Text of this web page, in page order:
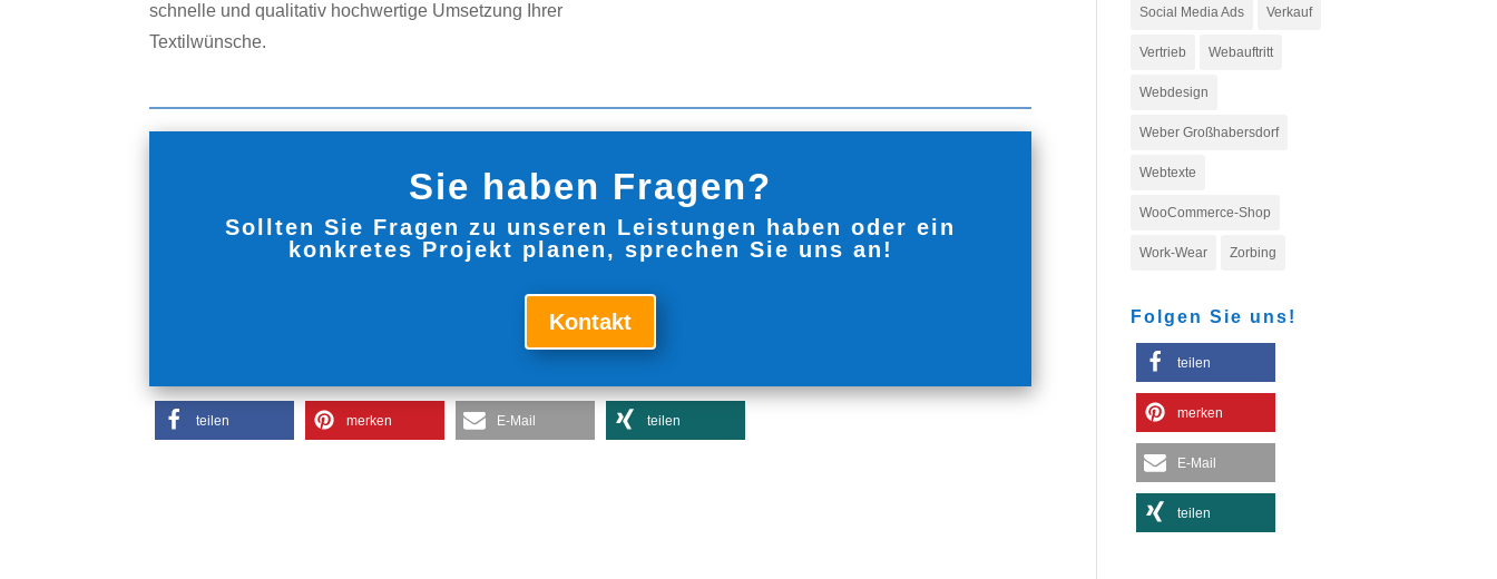
schnelle und qualitativ hochwertige Umsetzung Ihrer
Textilwünsche.
Sie haben Fragen?
Sollten Sie Fragen zu unseren Leistungen haben oder ein
konkretes Projekt planen, sprechen Sie uns an!
Kontakt
teilen merken E-Mail teilen
Social Media Ads Verkauf
Vertrieb Webauftritt
Webdesign
Weber Großhabersdorf
Webtexte
WooCommerce-Shop
Work-Wear Zorbing
Folgen Sie uns!
teilen
merken
E-Mail
teilen